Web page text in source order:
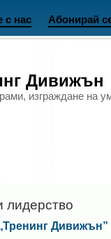
с нас Абонирай
Дивижън
изграждане на
лидерство
Дивижън”